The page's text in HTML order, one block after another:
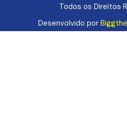
Todos os Direitos
Desenvolvido por